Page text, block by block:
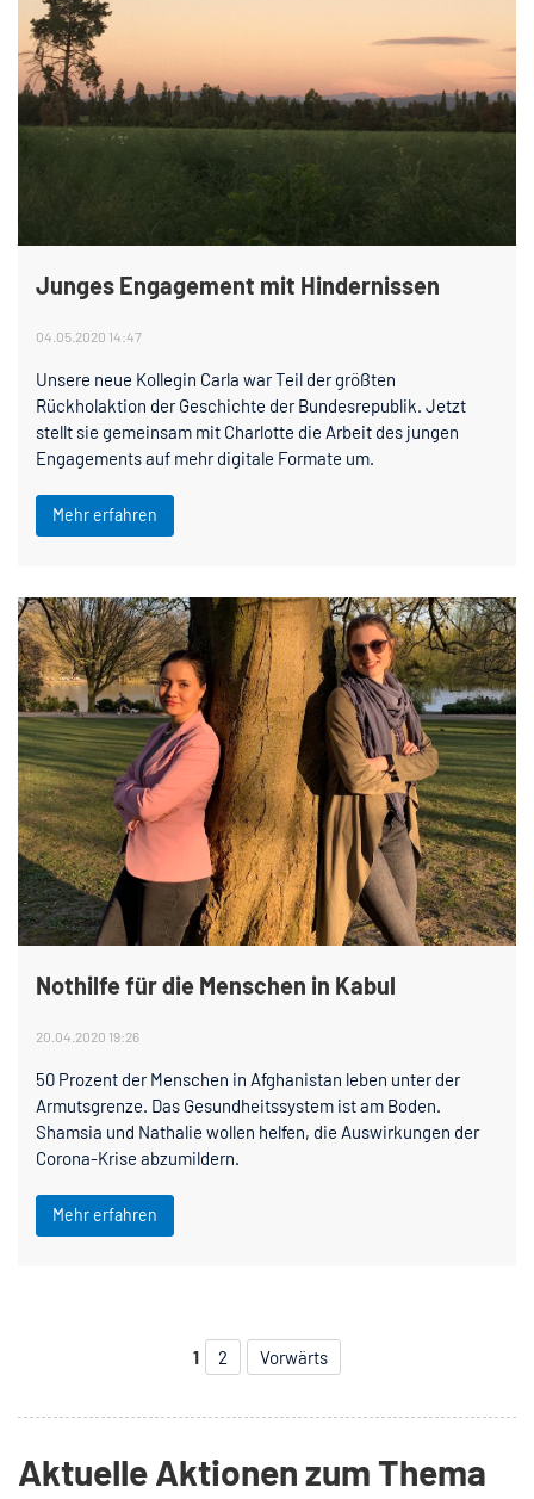
Junges Engagement mit Hindernissen
04.05.2020 14:47
Unsere neue Kollegin Carla war Teil der größten
Rückholaktion der Geschichte der Bundesrepublik. Jetzt
stellt sie gemeinsam mit Charlotte die Arbeit des jungen
Engagements auf mehr digitale Formate um.
Mehr erfahren
Nothilfe für die Menschen in Kabul
20.04.2020 19:26
50 Prozent der Menschen in Afghanistan leben unter der
Armutsgrenze. Das Gesundheitssystem ist am Boden.
Shamsia und Nathalie wollen helfen, die Auswirkungen der
Corona-Krise abzumildern.
Mehr erfahren
1 2 Vorwärts
Aktuelle Aktionen zum Thema